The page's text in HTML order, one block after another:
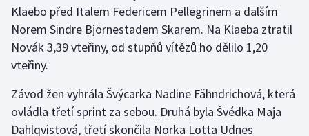
Lezení
Lyže a snowboard
Moderní pětiboj
Motorsport
Klaebo před Italem Federicem Pellegrinem a dalším
Norem Sindre Björnestadem Skarem. Na Klaeba ztratil
Novák 3,39 vteřiny, od stupňů vítězů ho dělilo 1,20
vteřiny.
Závod žen vyhrála Švýcarka Nadine Fähndrichová, která
ovládla třetí sprint za sebou. Druhá byla Švédka Maja
Dahlqvistová, třetí skončila Norka Lotta Udnes